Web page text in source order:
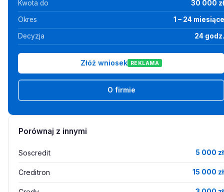
Kwota do 30 000 zł
Okres 1 – 24 miesiące
Decyzja 24 godz.
Złóż wniosek REKLAMA
O firmie
Porównaj z innymi
Soscredit 5 000 zł
Creditron 15 000 zł